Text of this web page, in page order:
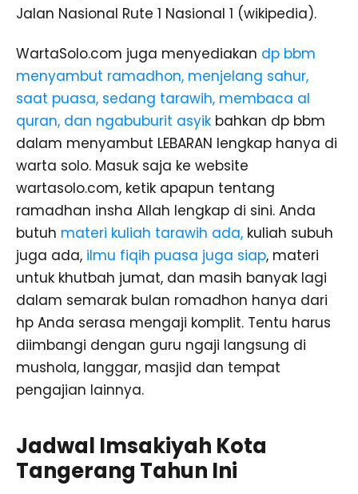
Jalan Nasional Rute 1 Nasional 1 (wikipedia).
WartaSolo.com juga menyediakan dp bbm
menyambut ramadhon, menjelang sahur,
saat puasa, sedang tarawih, membaca al
quran, dan ngabuburit asyik bahkan dp bbm
dalam menyambut LEBARAN lengkap hanya di
warta solo. Masuk saja ke website
wartasolo.com, ketik apapun tentang
ramadhan insha Allah lengkap di sini. Anda
butuh materi kuliah tarawih ada, kuliah subuh
juga ada, ilmu fiqih puasa juga siap, materi
untuk khutbah jumat, dan masih banyak lagi
dalam semarak bulan romadhon hanya dari
hp Anda serasa mengaji komplit. Tentu harus
diimbangi dengan guru ngaji langsung di
mushola, langgar, masjid dan tempat
pengajian lainnya.
Jadwal Imsakiyah Kota
Tangerang Tahun Ini